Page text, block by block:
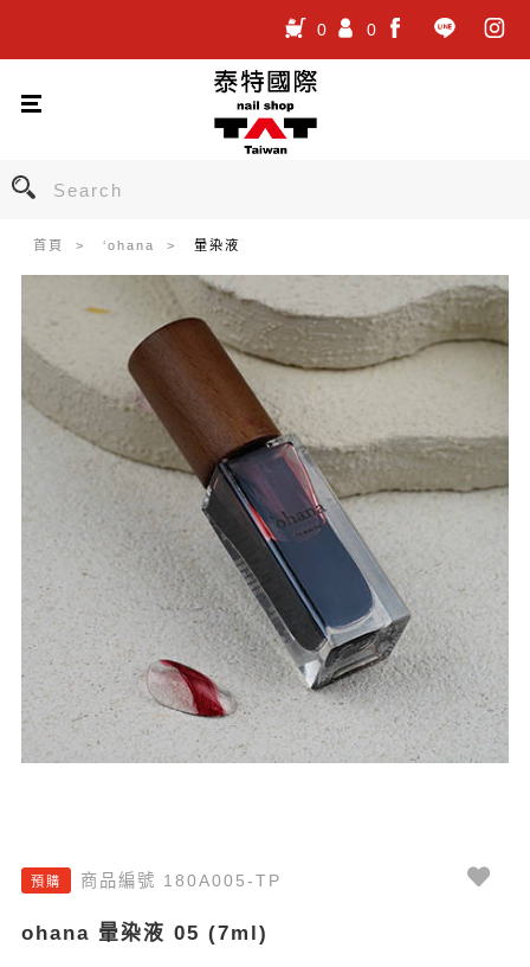
0
0
首頁 ‘ohana 暈染液
預購 商品編號 180A005-TP
ohana 暈染液 05 (7ml)